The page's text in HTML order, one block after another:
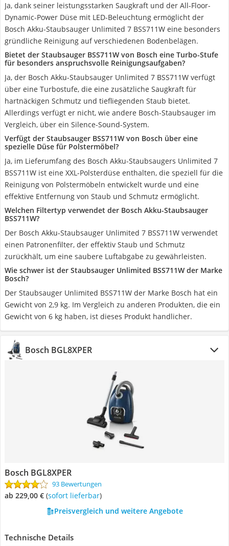
Ja, dank seiner leistungsstarken Saugkraft und der All-Floor-
Dynamic-Power Düse mit LED-Beleuchtung ermöglicht der
Bosch Akku-Staubsauger Unlimited 7 BSS711W eine besonders
gründliche Reinigung auf verschiedenen Bodenbelägen.
Bietet der Staubsauger BSS711W von Bosch eine Turbo-Stufe
für besonders anspruchsvolle Reinigungsaufgaben?
Ja, der Bosch Akku-Staubsauger Unlimited 7 BSS711W verfügt
über eine Turbostufe, die eine zusätzliche Saugkraft für
hartnäckigen Schmutz und tiefliegenden Staub bietet.
Allerdings verfügt er nicht, wie andere Bosch-Staubsauger im
Vergleich, über ein Silence-Sound-System.
Verfügt der Staubsauger BSS711W von Bosch über eine
spezielle Düse für Polstermöbel?
Ja, im Lieferumfang des Bosch Akku-Staubsaugers Unlimited 7
BSS711W ist eine XXL-Polsterdüse enthalten, die speziell für die
Reinigung von Polstermöbeln entwickelt wurde und eine
effektive Entfernung von Staub und Schmutz ermöglicht.
Welchen Filtertyp verwendet der Bosch Akku-Staubsauger
BSS711W?
Der Bosch Akku-Staubsauger Unlimited 7 BSS711W verwendet
einen Patronenfilter, der effektiv Staub und Schmutz
zurückhält, um eine saubere Luftabgabe zu gewährleisten.
Wie schwer ist der Staubsauger Unlimited BSS711W der Marke
Bosch?
Der Staubsauger Unlimited BSS711W der Marke Bosch hat ein
Gewicht von 2,9 kg. Im Vergleich zu anderen Produkten, die ein
Gewicht von 6 kg haben, ist dieses Produkt handlicher.
Bosch BGL8XPER
Bosch BGL8XPER
93 Bewertungen
ab 229,00 € ( Sofort lieferbar)
Preisvergleich und weitere Angebote
Technische Details